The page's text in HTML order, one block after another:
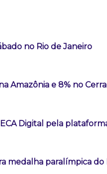
no Rio de Janeiro
Amazônia e 8% no
Digital pela
medalha paralímpica do